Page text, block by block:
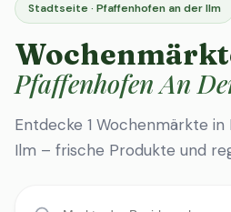
Stadtseite · Pfaffenhofen an der Ilm
Pfaffenhofen An
Entdecke 1 Wochenmärkte
Ilm – frische Produkte und